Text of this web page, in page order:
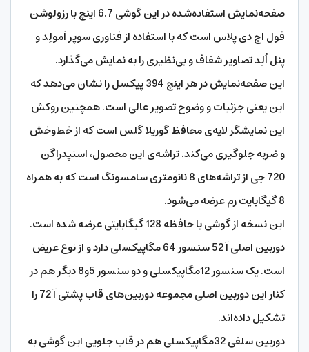
صفحه‌نمایش استفاده‌شده در این گوشی 6.7 اینچ با رزولوشن
فول اچ دی پلاس است که با استفاده از فناوری سوپر اَمولِد و
پنل اُلِد تصاویر شفاف و بی‌نظیری را به نمایش می‌گذارد.
این صفحه‌نمایش در هر اینچ 394 پیکسل را نشان می‌دهد که
این یعنی جزئیات و وضوح تصویر عالی است. همچنین روکش
این نمایشگر لایه‌ی محافظ گوریلا گلس است که از خط‌وخش
و ضربه جلوگیری می‌کند. تراشه‌ی این محصول، اسنپدراگن
720 جی از تراشه‌های 8 نانومتری سامسونگ است که به همراه
8 گیگابایت رم عرضه می‌شود.
این نسخه از گوشی با حافظه 128 گیگابایتی عرضه شده است.
دوربین اصلی آ 52 سنسور 64 مگاپیکسلی دارد و از نوع عریض
است. یک سنسور 12مگاپیکسلی و دو سنسور 5و8 دیگر هم در
کنار این دوربین اصلی مجموعه دوربین‌های قاب پشتی آ 72 را
تشکیل داده‌اند.
دوربین سلفی 32مگاپیکسلی هم در قاب جلویی این گوشی به